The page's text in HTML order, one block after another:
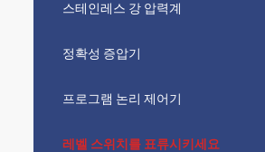
스테인레스 강 압력계
정확성 증압기
프로그램 논리 제어기
레벨 스위치를 표류시키세요